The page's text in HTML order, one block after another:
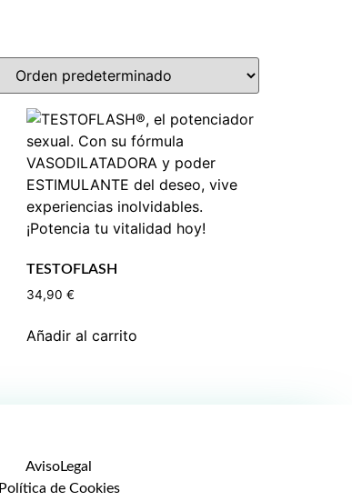
TESTOFLASH
34,90€
Añadir al carrito
AvisoLegal
Política de Cookies